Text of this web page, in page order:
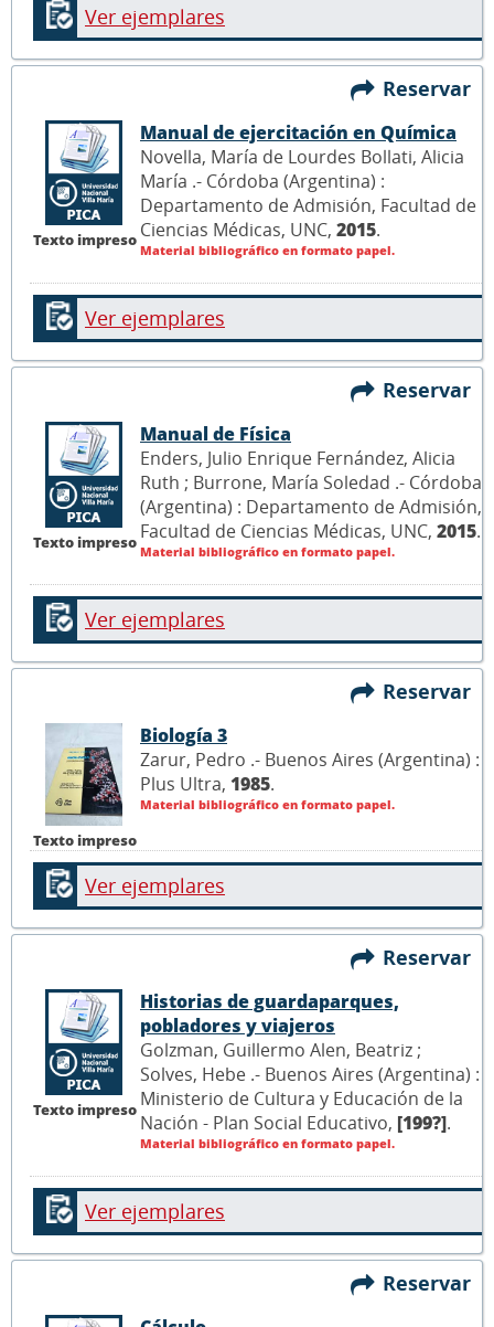
Ver ejemplares
Reservar
Texto impreso
Manual de ejercitación en Química
Novella, María de Lourdes Bollati, Alicia
María .- Córdoba (Argentina) :
Departamento de Admisión, Facultad de
Ciencias Médicas, UNC, 2015.
Material bibliográfico en formato papel.
Ver ejemplares
Reservar
Texto impreso
Manual de Física
Enders, Julio Enrique Fernández, Alicia
Ruth ; Burrone, María Soledad .- Córdoba
(Argentina) : Departamento de Admisión,
Facultad de Ciencias Médicas, UNC, 2015.
Material bibliográfico en formato papel.
Ver ejemplares
Reservar
Texto impreso
Biología 3
Zarur, Pedro .- Buenos Aires (Argentina) :
Plus Ultra, 1985.
Material bibliográfico en formato papel.
Ver ejemplares
Reservar
Texto impreso
Historias de guardaparques,
pobladores y viajeros
Golzman, Guillermo Alen, Beatriz ;
Solves, Hebe .- Buenos Aires (Argentina) :
Ministerio de Cultura y Educación de la
Nación - Plan Social Educativo, [199?].
Material bibliográfico en formato papel.
Ver ejemplares
Reservar